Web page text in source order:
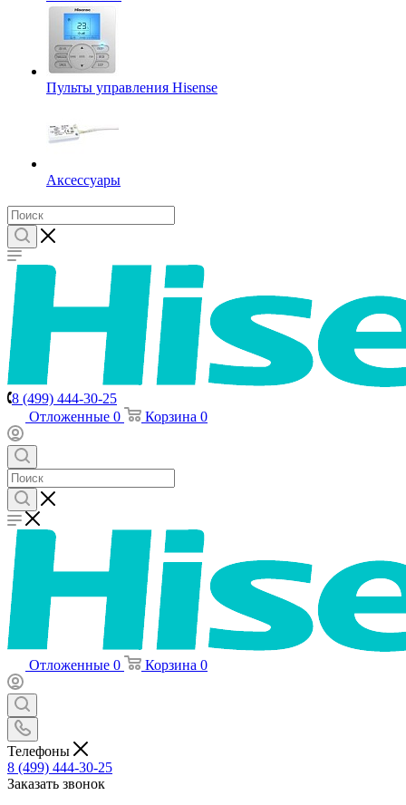
Пульты управления Hisense
Аксессуары
8 (499) 444-30-25
Отложенные 0 Корзина 0
Отложенные 0 Корзина 0
Телефоны
8 (499) 444-30-25
Заказать звонок